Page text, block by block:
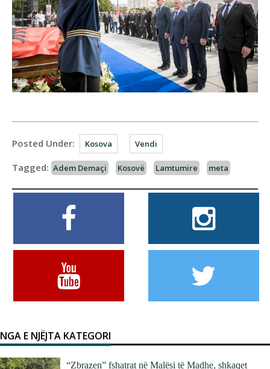
Posted Under: Kosova Vendi
Tagged: Adem Demaçi Kosovë Lamtumire meta
NGA E NJËJTA KATEGORI
“Zbrazen” fshatrat në Malësi të Madhe, shkaqet